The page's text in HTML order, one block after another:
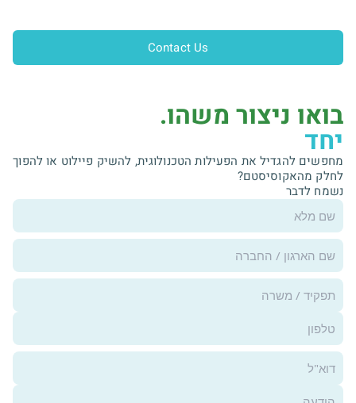
Contact Us
בואו ניצור משהו.
יחד
מחפשים להגדיל את הפעילות הטכנולוגית, להשיק פיילוט או להפוך
לחלק מהאקוסיסטם?
נשמח לדבר